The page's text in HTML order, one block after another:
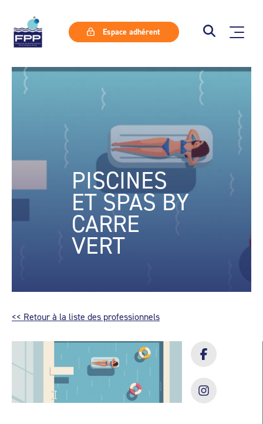
Espace adhérent
PISCINES
ET SPAS BY
CARRE
VERT
<< Retour à la liste des professionnels